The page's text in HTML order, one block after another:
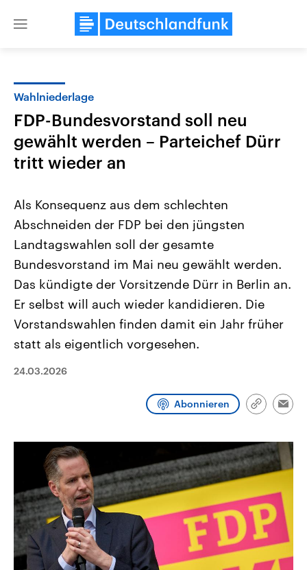
Close
Landtagswahl Sachsen-Anhalt
2026
Alle Informationen
Sachsen-Anhalt wählt am 6.
September 2026 einen neuen
Landtag. Seit 2021 wird das
Bundesland von einer Koalition aus
Umfragen, Prognosen,
Wahlprogramme, aktuelle Berichte
und Hintergründe zu den Parteien
Wahl.
USA
Aktuelle Beiträge,
Hintergründe
Wirtschaftlich und
gehören die Vereinigten
mit großem Einfluss auf
Sendungen Programm Podcasts
Wahlniederlage
FDP-Bundesvorstand soll neu
gewählt werden – Parteichef Dürr
tritt wieder an
Als Konsequenz aus dem schlechten
Abschneiden der FDP bei den jüngsten
Landtagswahlen soll der gesamte
Bundesvorstand im Mai neu gewählt werden.
Das kündigte der Vorsitzende Dürr in Berlin an.
Er selbst will auch wieder kandidieren. Die
Vorstandswahlen finden damit ein Jahr früher
statt als eigentlich vorgesehen.
24.03.2026
Abonnieren
Link